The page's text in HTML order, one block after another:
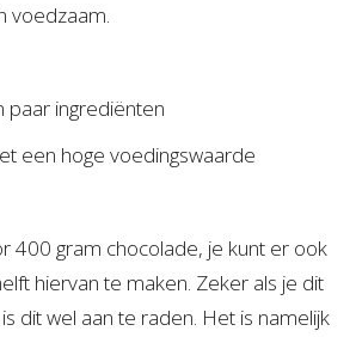
voedzaam.
paar ingrediënten
een hoge voedingswaarde
400 gram chocolade, je kunt er ook
hiervan te maken. Zeker als je dit
dit wel aan te raden. Het is namelijk